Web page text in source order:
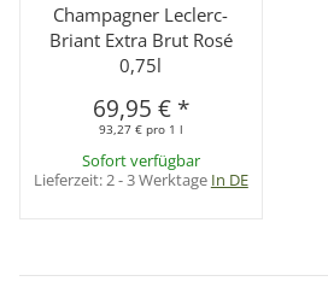
Champagner Leclerc-
Briant Extra Brut Rosé
0,75l
69,95 € *
93,27 € pro 1 l
Sofort verfügbar
Lieferzeit:2 - 3 Werktage In DE